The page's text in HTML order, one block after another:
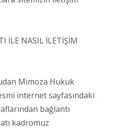
İLE NASIL İLETİŞİM
Mimoza Hukuk
internet sayfasındaki
bağlantı
kadromuz